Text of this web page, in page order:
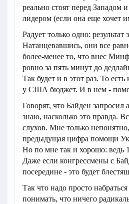
реально стоят перед Западом
лидером (если она еще хочет
Радует только одно: результат
Натанцевавшись, они все
более-менее то, что внес
ровно за пять минут до
Так будет и в этот раз. То
у США бюджет. И в нем -
Говорят, что Байден
знаю, насколько это правда.
слухов. Мне только
предыдущая цифра помощи
Но по мне так и хорошо: ведь
Даже если конгрессмены с
посередине - это будет
Так что надо просто
понимать, что ничего